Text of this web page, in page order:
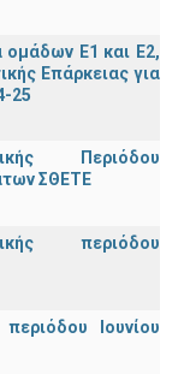
Ε1 και Ε2,
Επάρκειας για
25
Περιόδου
ΣΘΕΤΕ
περιόδου
Ιουνίου